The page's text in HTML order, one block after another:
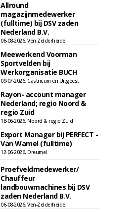
Allround
magazijnmedewerker
(fulltime) bij DSV zaden
Nederland B.V.
06-08-2026, Ven Zelderheide
Meewerkend Voorman
Sportvelden bij
Werkorganisatie BUCH
09-07-2026, Castricum en Uitgeest
Rayon- account manager
Nederland; regio Noord &
regio Zuid
18-06-2026, Noord & regio Zuid
Export Manager bij PERFECT -
Van Wamel (fulltime)
12-06-2026, Dreumel
Proefveldmedewerker/
Chauffeur
landbouwmachines bij DSV
zaden Nederland B.V.
06-08-2026, Ven-Zelderheide